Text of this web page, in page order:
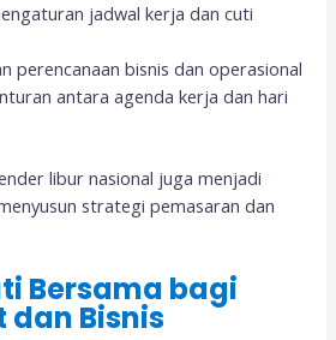
jadwal kerja dan cuti
perencanaan bisnis dan operasional
antara agenda kerja dan hari
libur nasional juga menjadi
strategi pemasaran dan
Bersama bagi
Bisnis